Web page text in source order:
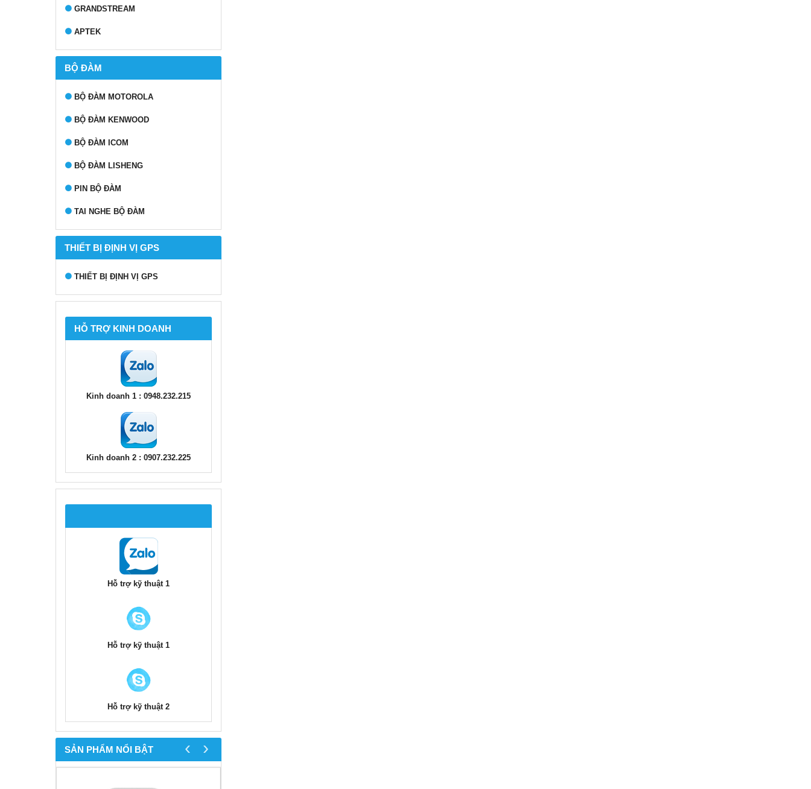
GRANDSTREAM
APTEK
BỘ ĐÀM
BỘ ĐÀM MOTOROLA
BỘ ĐÀM KENWOOD
BỘ ĐÀM ICOM
BỘ ĐÀM LISHENG
PIN BỘ ĐÀM
TAI NGHE BỘ ĐÀM
THIẾT BỊ ĐỊNH VỊ GPS
THIẾT BỊ ĐỊNH VỊ GPS
HỖ TRỢ KINH DOANH
Kinh doanh 1 : 0948.232.215
Kinh doanh 2 : 0907.232.225
Hỗ trợ kỹ thuật 1
Hỗ trợ kỹ thuật 1
Hỗ trợ kỹ thuật 2
SẢN PHẨM NỔI BẬT ‹ ›